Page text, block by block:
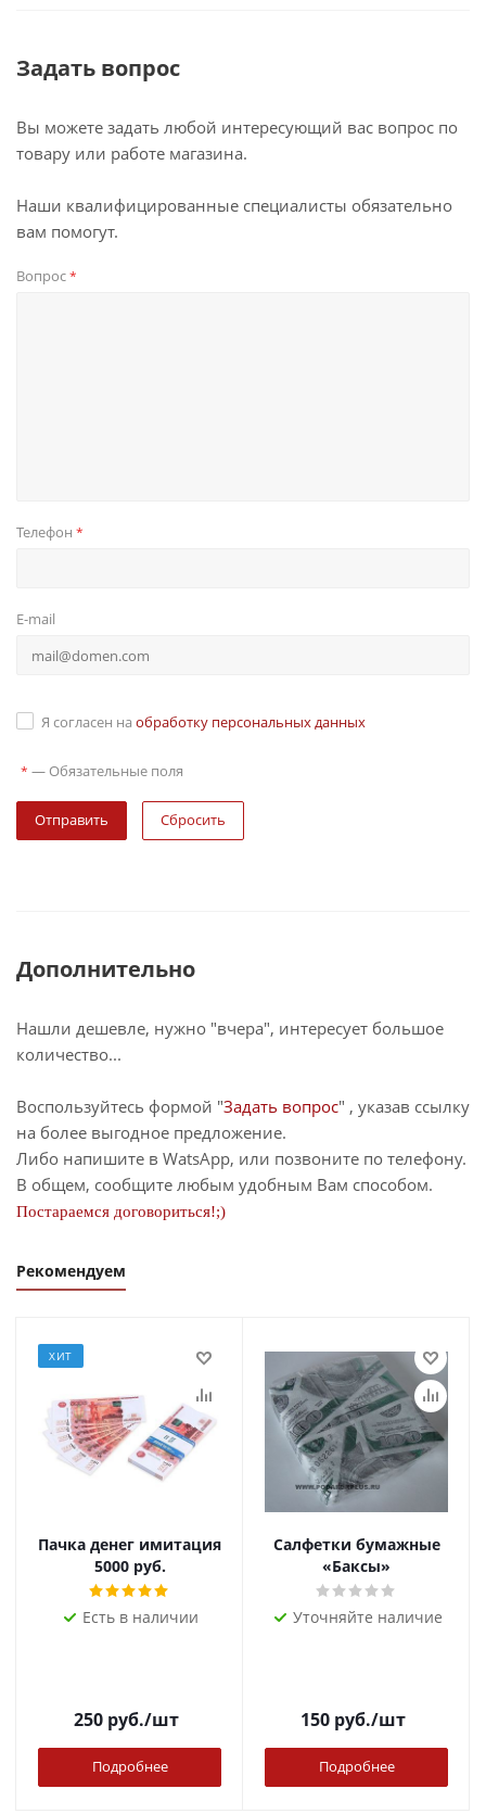
Задать вопрос
Вы можете задать любой интересующий вас вопрос по
товару или работе магазина.
Наши квалифицированные специалисты обязательно
вам помогут.
Вопрос*
Телефон *
E-mail
Я согласен на обработку персональных данных
* — Обязательные поля
Сбросить
Дополнительно
Нашли дешевле, нужно "вчера", интересует большое
количество...
Воспользуйтесь формой "Задать вопрос" , указав ссылку
на более выгодное предложение.
Либо напишите в WatsApp, или позвоните по телефону.
В общем, сообщите любым удобным Вам способом.
Постараемся договориться!;)
Рекомендуем
ХИТ
Пачка денег имитация
5000 руб.
Есть в наличии
250руб./шт
Подробнее
Салфетки бумажные
«Баксы»
Уточняйте наличие
150руб./шт
Подробнее